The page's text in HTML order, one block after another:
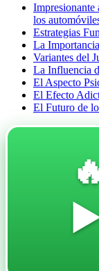
Impresionante
los
Estrategias
La
Variantes del
La Influencia
El Aspecto
El Efecto
El Futuro de